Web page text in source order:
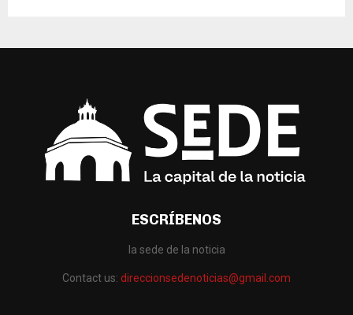
ESCRÍBENOS
la sede de la noticia
Contact us: direccionsedenoticias@gmail.com